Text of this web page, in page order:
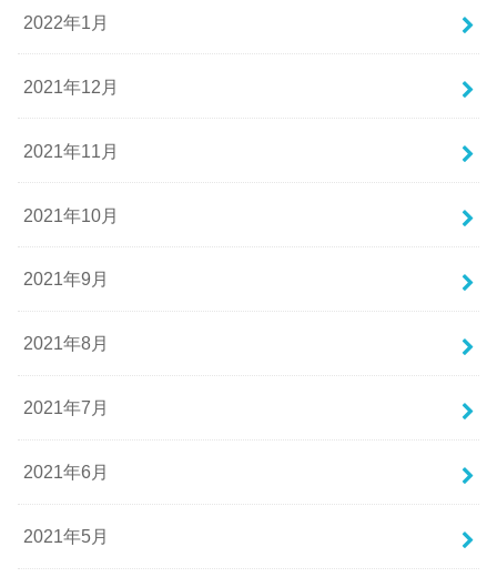
2022年1月
2021年12月
2021年11月
2021年10月
2021年9月
2021年8月
2021年7月
2021年6月
2021年5月